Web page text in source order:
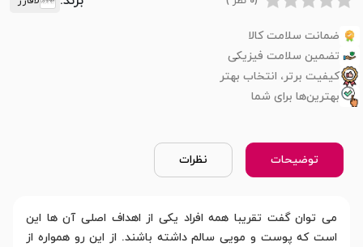
ضمانت سلامت کالا
تضمین سلامت فیزیکی
کیفیت برتر، انتخاب بهتر
بهترین‌ها برای شما
توضیحات نظرات
می توان گفت تقریبا همه افراد یکی از اهداف اصلی آن ها این
است که پوست و مویی سالم داشته باشند. از این رو همواره از